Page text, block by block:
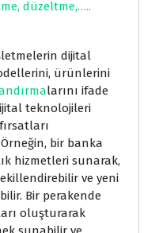
düzeltme,…..
dijital
ürünlerini
larını ifade
teknolojileri
bir banka
hizmetleri sunarak,
ve yeni
Bir perakende
oluşturarak